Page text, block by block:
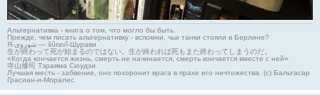
Альтернативка - книга о том, что могло бы быть.
Прежде, чем писать альтернативку - вспомни, чьи танки стояли в Берлине?
Я-شوروی — šûravî-Шурави
生が終わって死が始まるのではない。生が終われば死もまた終わってしまうのだ。
«Когда кончается жизнь, смерть не начинается, смерть кончается вместе с ней»
寺山修司 Тэраяма Сюудзи
Лучшая месть - забвение, оно похоронит врага в прахе его ничтожества. (с) Бальтасар
Грасиан-и-Моралес